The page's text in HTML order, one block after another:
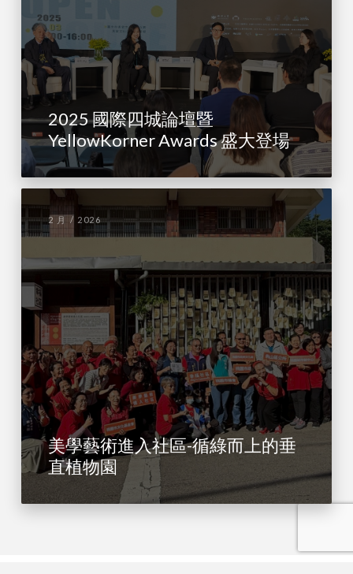
2025 國際四城論壇暨
YellowKorner Awards 盛大登場
2 月 / 2026
美學藝術進入社區-循綠而上的垂
直植物園